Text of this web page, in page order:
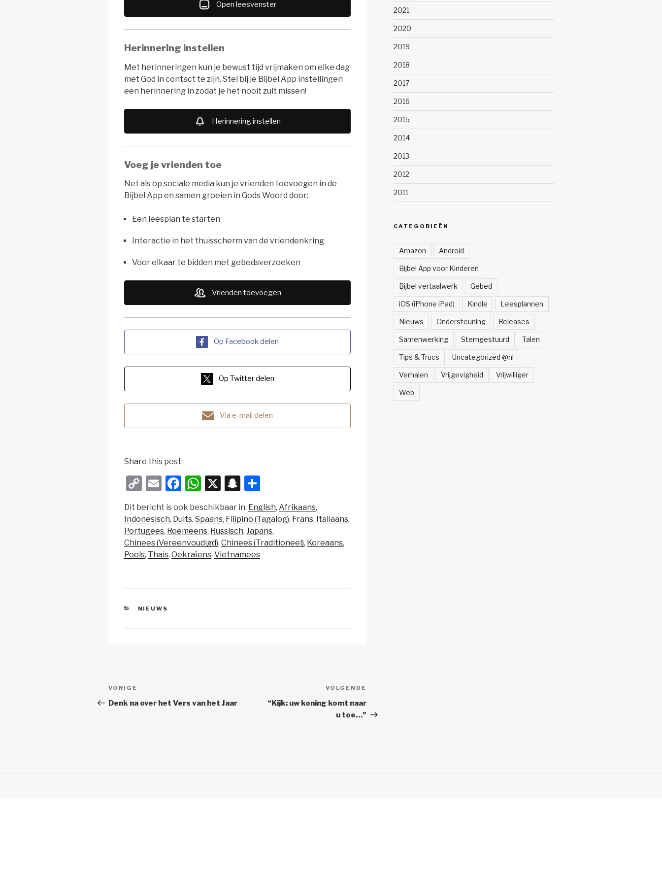
Open leesvenster
Herinnering instellen
Met herinneringen kun je bewust tijd vrijmaken om elke dag
met God in contact te zijn. Stel bij je Bijbel App instellingen
een herinnering in zodat je het nooit zult missen!
Herinnering instellen
Voeg je vrienden toe
Net als op sociale media kun je vrienden toevoegen in de
Bijbel App en samen groeien in Gods Woord door:
Een leesplan te starten
Interactie in het thuisscherm van de vriendenkring
Voor elkaar te bidden met gebedsverzoeken
Vrienden toevoegen
Op Facebook delen
Op Twitter delen
Via e-mail delen
Share this post:
C
o
p
y
Li
n
E
m
ail
F
a
c
e
b
o
W
h
at
s
A
p
X
S
n
a
p
c
h
el
e
n
Dit bericht is ook beschikbaar in: English Afrikaans
Indonesisch Duits Spaans Filipino (Tagalog) Frans Italiaans
Portugees Roemeens Russisch Japans
Chinees (Vereenvoudigd) Chinees (Traditioneel) Koreaans
Pools Thais Oekraïens Vietnamees
CATEGORIEËN
NIEUWS
Berichtnavigatie
Vorig
bericht
VORIGE
Denk na over het Vers van het Jaar
Bericht
VOLGENDE
“Kijk: uw koning komt naar
u toe…”
2021
2020
2019
2018
2017
2016
2015
2014
2013
2012
2011
CATEGORIEËN
Amazon Android
Bijbel App voor Kinderen
Bijbel vertaalwerk Gebed
iOS (iPhone iPad) Kindle Leesplannen
Nieuws Ondersteuning Releases
Samenwerking Stemgestuurd Talen
Tips & Trucs Uncategorized @nl
Verhalen Vrijgevigheid Vrijwilliger
Web